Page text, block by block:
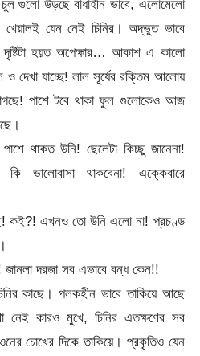
চুল গুলো উড়ছে বাধাহীন ভাবে, এলোমেলো
যেন নেই চিনির। অদ্ভুত ভাবে
হয়ত অপেক্ষার… আকাশ এ কালো
ও দেখা যাচ্ছে! লাল সূর্যের রক্তিম আলোয়
পাশে টবে থাকা ফুল গুলোকেও আজ
থাকত উনি! ছেলেটা কিচ্ছু জানেনা!
ভালোবাসা থাকবেনা! এক্কেবারে
কই?! এখনও তো উনি এলো না! প্রচণ্ড
দরজা সব এভাবে বন্ধ কেন!!
কাছে। পলকহীন ভাবে তাকিয়ে আছে
কারও মুখে, চিনির এতক্ষণের সব
চোখের দিকে তাকিয়ে। প্রকৃতিও যেন